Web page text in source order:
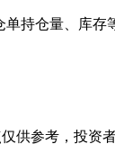
持仓量、库存
供参考，投资者